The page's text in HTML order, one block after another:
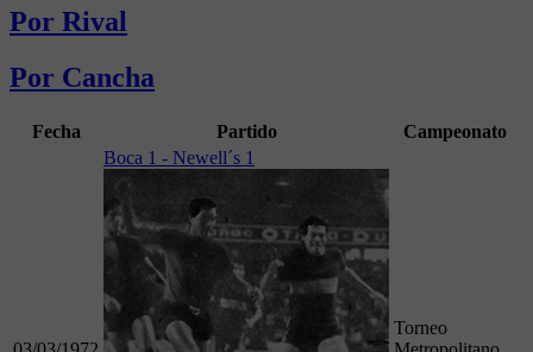
Por Rival
Por Cancha
Fecha Partido Campeonato
Boca 1 - Newell´s 1
Torneo